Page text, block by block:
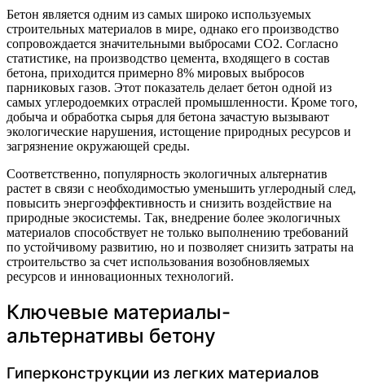
Бетон является одним из самых широко используемых
строительных материалов в мире, однако его производство
сопровождается значительными выбросами CO2. Согласно
статистике, на производство цемента, входящего в состав
бетона, приходится примерно 8% мировых выбросов
парниковых газов. Этот показатель делает бетон одной из
самых углеродоемких отраслей промышленности. Кроме того,
добыча и обработка сырья для бетона зачастую вызывают
экологические нарушения, истощение природных ресурсов и
загрязнение окружающей среды.
Соответственно, популярность экологичных альтернатив
растет в связи с необходимостью уменьшить углеродный след,
повысить энергоэффективность и снизить воздействие на
природные экосистемы. Так, внедрение более экологичных
материалов способствует не только выполнению требований
по устойчивому развитию, но и позволяет снизить затраты на
строительство за счет использования возобновляемых
ресурсов и инновационных технологий.
Ключевые материалы-
альтернативы бетону
Гиперконструкции из легких материалов